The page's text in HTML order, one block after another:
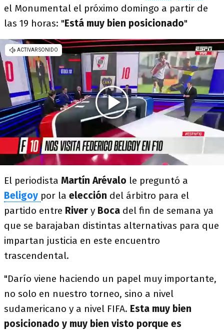
el Monumental el próximo domingo a partir de
las 19 horas: "Está muy bien posicionado"
El periodista Martín Arévalo le preguntó a
Beligoy por la elección del árbitro para el
partido entre River y Boca del fin de semana ya
que se barajaban distintas alternativas para que
impartan justicia en este encuentro
trascendental.
"Darío viene haciendo un papel muy importante,
no solo en nuestro torneo, sino a nivel
sudamericano y a nivel FIFA. Esta muy bien
posicionado y muy bien visto porque es